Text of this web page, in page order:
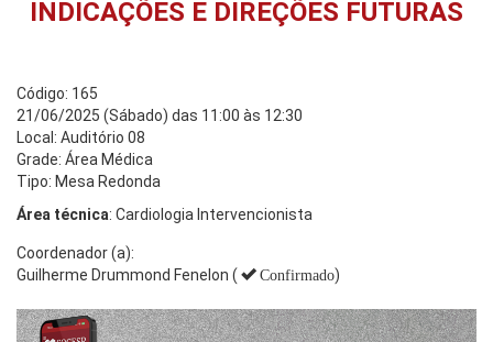
INDICAÇÕES E DIREÇÕES FUTURAS
Código: 165
21/06/2025 (Sábado) das 11:00 às 12:30
Local: Auditório 08
Grade: Área Médica
Tipo: Mesa Redonda
Área técnica: Cardiologia Intervencionista
Coordenador (a):
Guilherme Drummond Fenelon (
Confirmado)